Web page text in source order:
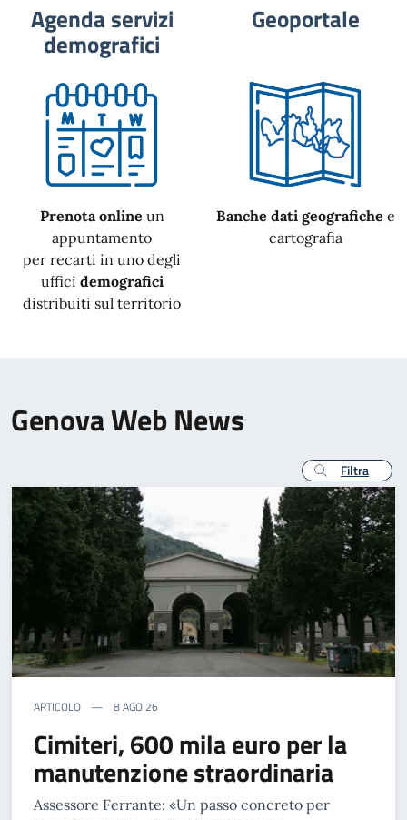
Agenda servizi
demografici
Prenota online un
appuntamento
per recarti in uno degli
uffici demografici
distribuiti sul territorio
Geoportale
Banche dati geografiche e
cartografia
Genova Web News
Filtra
ARTICOLO 8 AGO 26
Cimiteri, 600 mila euro per la
manutenzione straordinaria
Assessore Ferrante: «Un passo concreto per